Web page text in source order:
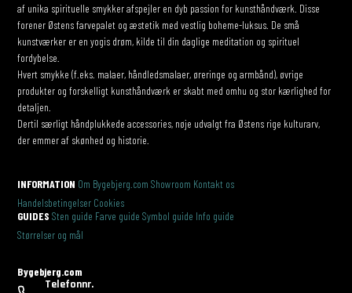
af unika spirituelle smykker afspejler en dyb passion for kunsthåndværk. Disse
forener Østens farvepalet og æstetik med vestlig boheme-luksus. De små
kunstværker er en yogis drøm, kilde til din daglige meditation og spirituel
fordybelse.
Hvert smykke (f.eks. malaer, håndledsmalaer, øreringe og armbånd), øvrige
produkter og forskelligt kunsthåndværk er skabt med omhu og stor kærlighed for
detaljen.
Dertil særligt håndplukkede accessories, nøje udvalgt fra Østens rige kulturarv,
der emmer af skønhed og historie.
INFORMATION Om Bygebjerg.com Showroom Kontakt os
Handelsbetingelser Cookies
GUIDES Sten guide Farve guide Symbol guide Info guide
Størrelser og mål
Bygebjerg.com
Telefonnr.